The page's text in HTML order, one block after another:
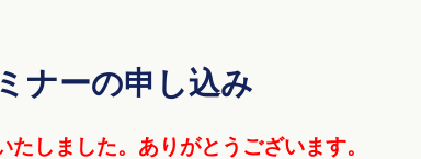
ナーの申し込み
たしました。 ありがとうございます。